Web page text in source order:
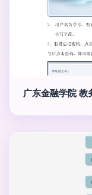
广东金融学院 教